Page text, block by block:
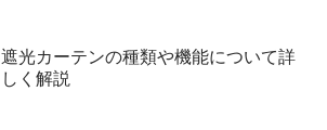
遮光カーテンの種類や機能について詳
しく解説